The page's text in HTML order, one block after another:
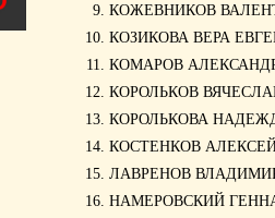
КОЖЕВНИКОВ
КОЗИКОВА ВЕРА
КОМАРОВ
КОРОЛЬКОВ
КОРОЛЬКОВА
КОСТЕНКОВ
ЛАВРЕНОВ
НАМЕРОВСКИЙ